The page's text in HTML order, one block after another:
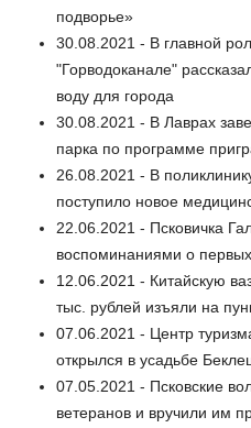
подворье»
30.08.2021 - В главной
"Горводоканале"
воду для города
30.08.2021 - В Лаврах
парка по программе
26.08.2021 - В
поступило новое
22.06.2021 - Псковичка
воспоминаниями о
12.06.2021 - Китайскую
тыс. рублей изъяли на
07.06.2021 - Центр
открылся в усадьбе
07.05.2021 - Псковские
ветеранов и вручили им